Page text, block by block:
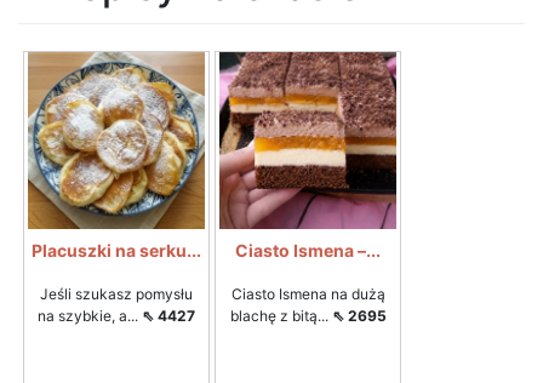
Placuszki na serku...
Jeśli szukasz pomysłu
na szybkie, a... ⇖ 4427
Ciasto Ismena –...
Ciasto Ismena na dużą
blachę z bitą... ⇖ 2695